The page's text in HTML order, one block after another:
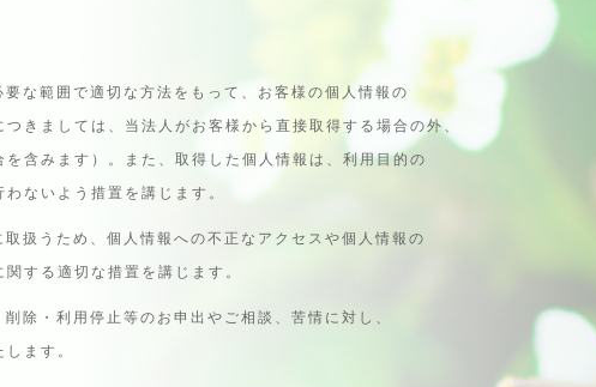
な範囲で適切な方法をもって、お客様の個人情報の
きましては、当法人がお客様から直接取得する場合の外、
含みます）。また、取得した個人情報は、利用目的の
ないよう措置を講じます。
扱うため、個人情報への不正なアクセスや個人情報の
する適切な措置を講じます。
除・利用停止等のお申出やご相談、苦情に対し、
ます。